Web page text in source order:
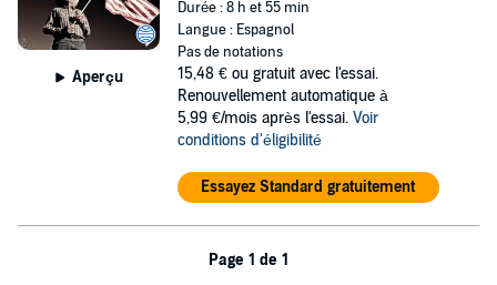
Aperçu
Durée : 8 h et 55 min
Langue : Espagnol
Pas de notations
15,48 € ou gratuit avec l'essai.
Renouvellement automatique à
5,99 €/mois après l'essai. Voir
conditions d'éligibilité
Essayez Standard gratuitement
Page 1 de 1